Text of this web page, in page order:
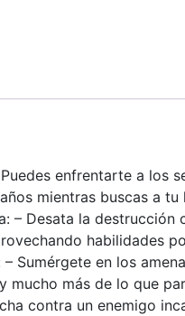
enfrentarte a los
mientras buscas a
– Desata la
habilidades
Sumérgete en los
mucho más de lo que
contra un enemigo